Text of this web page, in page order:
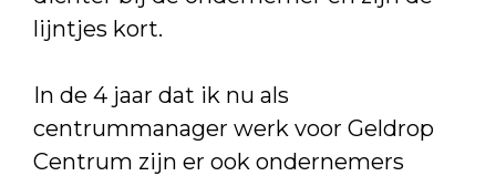
lijntjes kort.
In de 4 jaar dat ik nu als
centrummanager werk voor Geldrop
Centrum zijn er ook ondernemers